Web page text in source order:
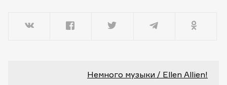
Немного музыки / Ellen Allien!